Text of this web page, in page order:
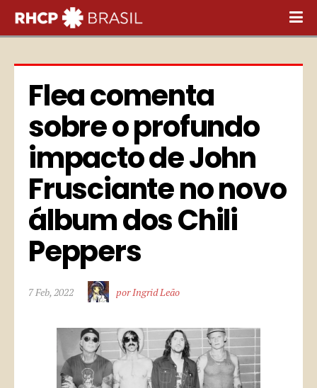
Flea comenta
sobre o profundo
impacto de John
Frusciante no novo
álbum dos Chili
Peppers
7 Feb, 2022 por Ingrid Leão